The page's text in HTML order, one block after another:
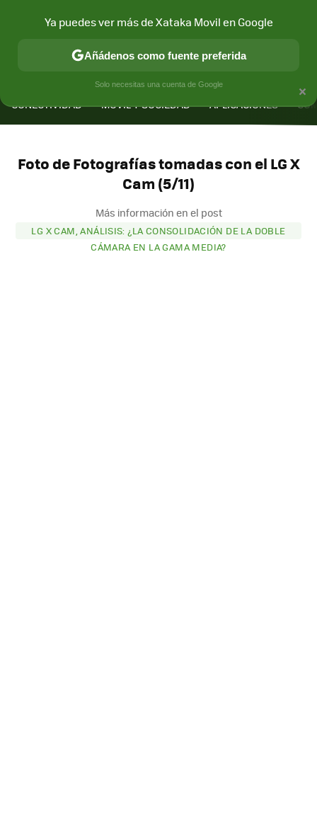
CONECTIVIDAD MÓVIL Y SOCIEDAD APLICACIONES
Foto de Fotografías tomadas con el LG X
Cam (5/11)
Más información en el post
LG X CAM, ANÁLISIS: ¿LA CONSOLIDACIÓN DE LA DOBLE
CÁMARA EN LA GAMA MEDIA?
×
Ya puedes ver más de Xataka Movil en Google
Añádenos como fuente preferida
Solo necesitas una cuenta de Google